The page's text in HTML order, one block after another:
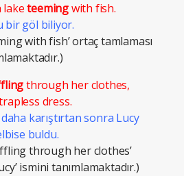
laketeemingwith fish.
bir göl biliyor.
with fish’ ortaç tamlaması
through her clothes,
dress.
karıştırtan sonra Lucy
buldu.
through her clothes’
ismini tanımlamaktadır.)